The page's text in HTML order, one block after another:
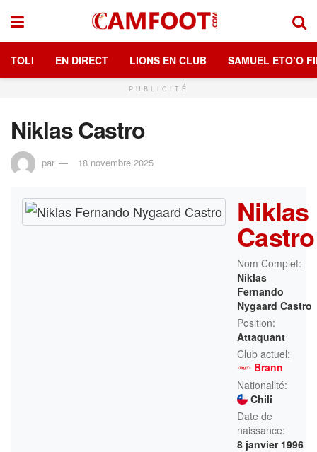
TOLI EN DIRECT LIONS EN CLUB SAMUEL ETO’O
PUBLICITÉ
Niklas Castro
par 18 novembre 2025
Niklas
Castro
Nom Complet:
Niklas
Fernando
Nygaard Castro
Position:
Attaquant
Club actuel:
Brann
Nationalité:
Chili
Date de
naissance:
8 janvier 1996